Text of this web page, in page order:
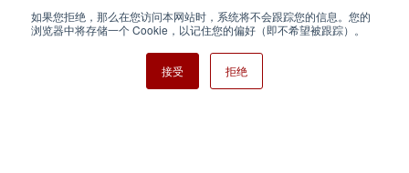
如果您拒绝，那么在您访问本网站时，系统将不会跟踪您的信息。您的
浏览器中将存储一个 Cookie，以记住您的偏好（即不希望被跟踪）。
接受 拒绝
Nisshinbo Holdings Inc.
Copyright ⓒ Nisshinbo Micro Devices Inc. All Rights Reserved.